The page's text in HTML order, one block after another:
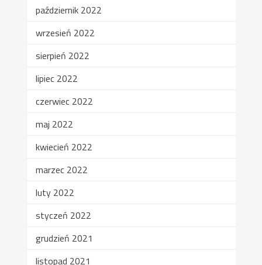
październik 2022
wrzesień 2022
sierpień 2022
lipiec 2022
czerwiec 2022
maj 2022
kwiecień 2022
marzec 2022
luty 2022
styczeń 2022
grudzień 2021
listopad 2021